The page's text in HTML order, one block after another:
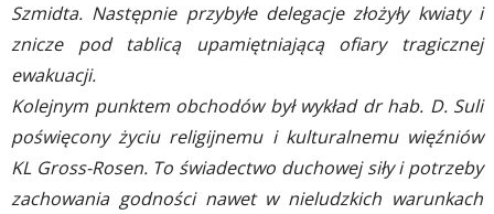
Szmidta. Następnie przybyłe delegacje złożyły kwiaty i
znicze pod tablicą upamiętniającą ofiary tragicznej
ewakuacji.
Kolejnym punktem obchodów był wykład dr hab. D. Suli
poświęcony życiu religijnemu i kulturalnemu więźniów
KL Gross-Rosen. To świadectwo duchowej siły i potrzeby
zachowania godności nawet w nieludzkich warunkach